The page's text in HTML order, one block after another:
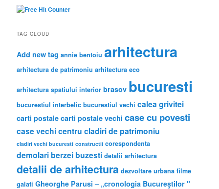
c
h
TAG CLOUD
Add new tag annie bentoiu arhitectura
arhitectura de patrimoniu arhitectura eco
arhitectura spatiului interior brasov bucuresti
bucurestiul interbelic bucurestiul vechi calea grivitei
carti postale carti postale vechi case cu povesti
case vechicentru cladiri de patrimoniu
cladiri vechi bucuresti constructii corespondenta
demolari berzei buzesti detalii arhitectura
detalii de arhitectura dezvoltare urbana filme
galati Gheorghe Parusi – „cronologia Bucureştilor "